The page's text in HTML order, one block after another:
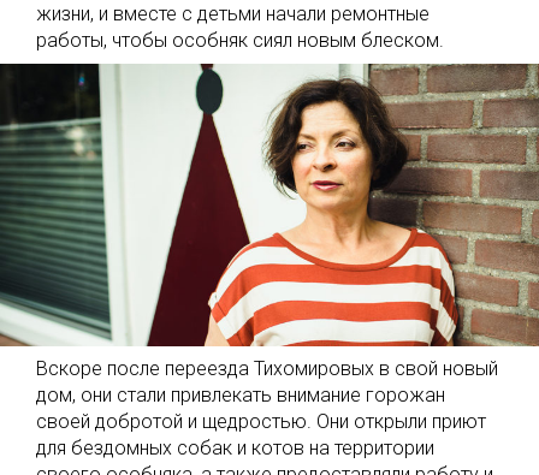
жизни, и вместе с детьми начали ремонтные
работы, чтобы особняк сиял новым блеском.
Вскоре после переезда Тихомировых в свой новый
дом, они стали привлекать внимание горожан
своей добротой и щедростью. Они открыли приют
для бездомных собак и котов на территории